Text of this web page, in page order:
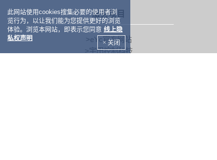
服务项目
>eYc官方网站
>宇田控制科技
此网站使用cookies搜集必要的使用者浏
览行为，以让我们能为您提供更好的浏览
体验。浏览本网站，即表示您同意 线上隐
私权声明
× 关闭